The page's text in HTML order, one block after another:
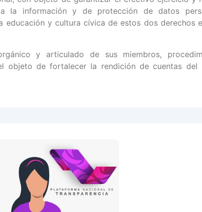
la información y de protección de datos
educación y cultura cívica de estos dos derechos
y articulado de sus miembros,
objeto de fortalecer la rendición de cuentas del